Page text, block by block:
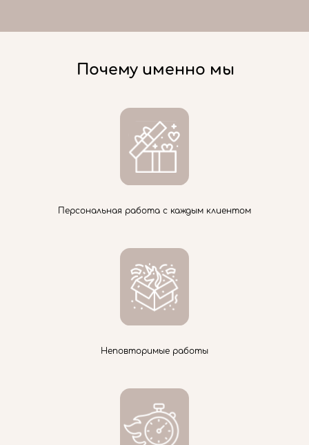
Почему именно мы
Персональная работа с каждым клиентом
Неповторимые работы